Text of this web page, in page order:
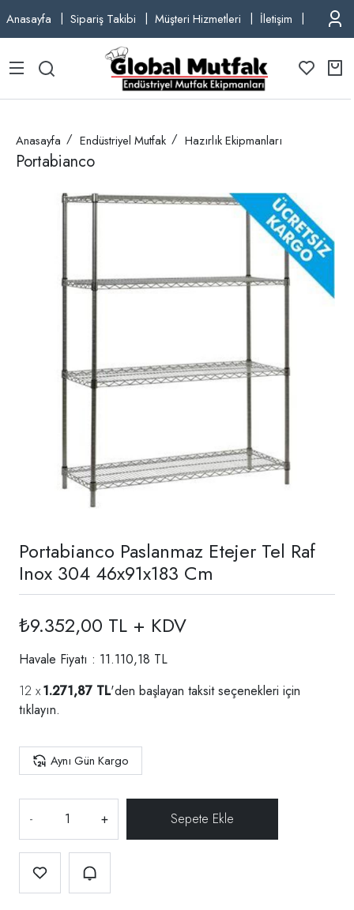
Anasayfa Sipariş Takibi Müşteri Hizmetleri İletişim TEL:
Anasayfa Endüstriyel Mutfak Hazırlık Ekipmanları
Portabianco
Portabianco Paslanmaz Etejer Tel Raf
Inox 304 46x91x183 Cm
₺9.352,00 TL + KDV
Havale Fiyatı : 11.110,18 TL
1.271,87 TL'den başlayan taksit seçenekleri için
tıklayın.
Aynı Gün Kargo
- +